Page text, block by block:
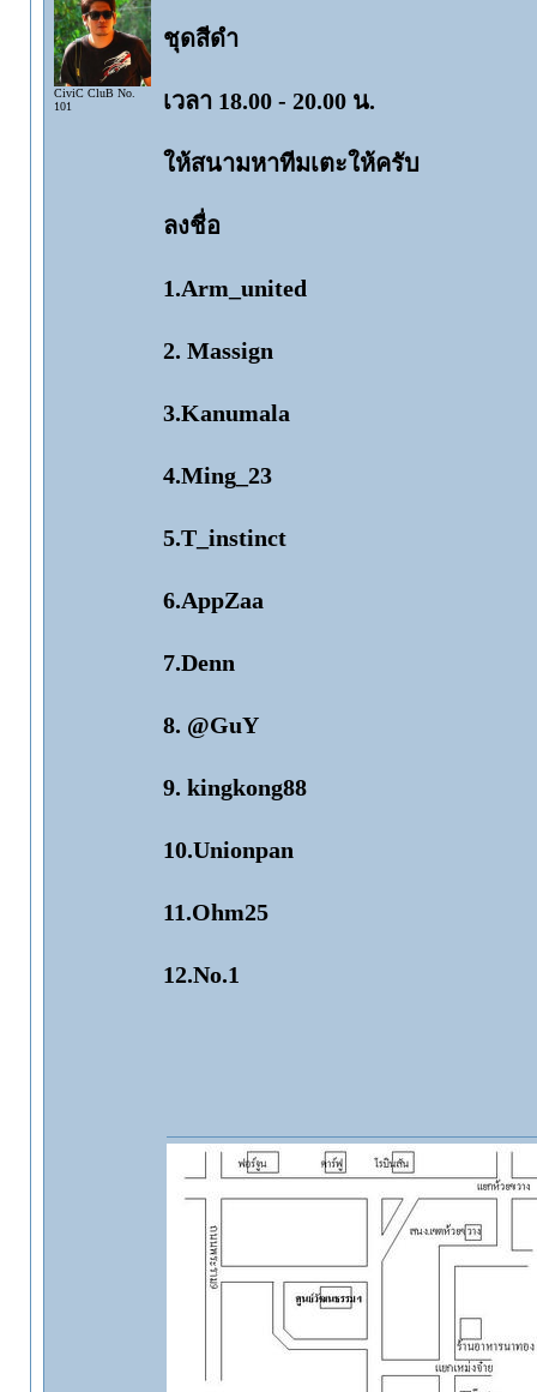
CiviC CluB No.
101
ชุดสีดำ
เวลา 18.00 - 20.00 น.
ให้สนามหาทีมเตะให้ครับ
ลงชื่อ
1.Arm_united
2. Massign
3.Kanumala
4.Ming_23
5.T_instinct
6.AppZaa
7.Denn
8. @GuY
9. kingkong88
10.Unionpan
11.Ohm25
12.No.1